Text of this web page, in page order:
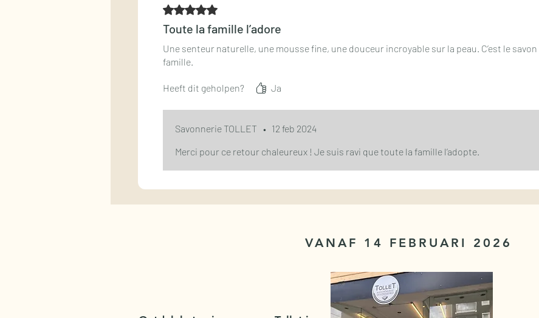
Beoordeeld met 5 uit 5 sterren.
Toute la famille l’adore
Une senteur naturelle, une mousse fine, une douceur incroyable sur la peau. C’est le
famille.
Heeft dit geholpen? Ja
Savonnerie TOLLET • 12 feb 2024
Merci pour ce retour chaleureux ! Je suis ravi que toute la famille l’adopte.
VANAF 14 FEBRUARI 2026